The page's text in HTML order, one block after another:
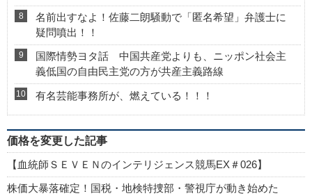
名前出すなよ！佐藤二朗騒動で「匿名希望」弁護士に
疑問噴出！！
国際情勢ヨタ話 中国共産党よりも、ニッポン社会主
義低国の自由民主党の方が共産主義路線
有名芸能事務所が、燃えている！！！
価格を変更した記事
【血統師ＳＥＶＥＮのインテリジェンス競馬EX＃026】
株価大暴落確定！国税・地検特捜部・警視庁が動き始めた